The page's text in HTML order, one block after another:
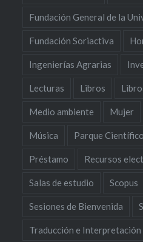
Fundación General de la
Fundación Soriactiva
Ingenierías Agrarias
Lecturas Libros
Medio ambiente Mujer
Música Parque Científico
Préstamo Recursos
Salas de estudio Scopus
Sesiones de Bienvenida
Traducción e Interpretación